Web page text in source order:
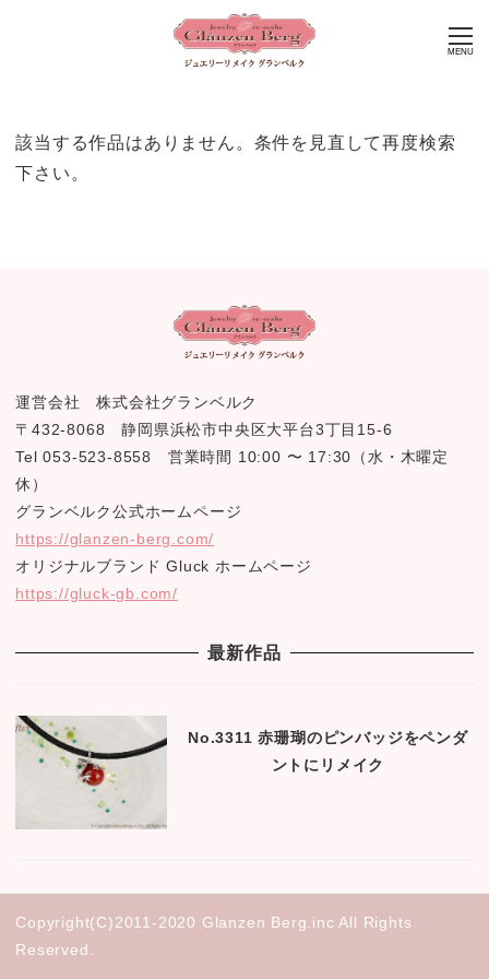
MENU
該当する作品はありません。条件を見直して再度検索
下さい。
運営会社 株式会社グランベルク
〒432-8068 静岡県浜松市中央区大平台3丁目15-6
Tel 053-523-8558 営業時間 10:00 〜 17:30（水・木曜定
休）
グランベルク公式ホームページ
https://glanzen-berg.com/
オリジナルブランド Gluck ホームページ
https://gluck-gb.com/
最新作品
No.3311 赤珊瑚のピンバッジをペンダ
ントにリメイク
Copyright(C)2011-2020 Glanzen Berg.inc All Rights
Reserved.